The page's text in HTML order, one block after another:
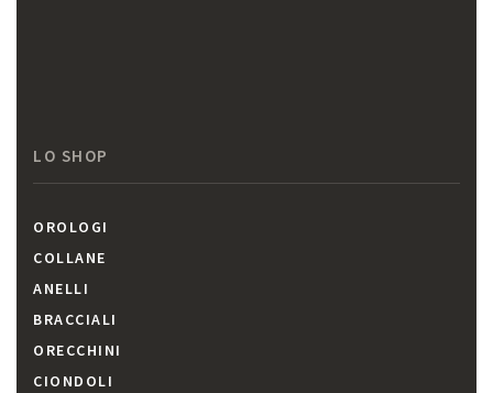
LO SHOP
OROLOGI
COLLANE
ANELLI
BRACCIALI
ORECCHINI
CIONDOLI